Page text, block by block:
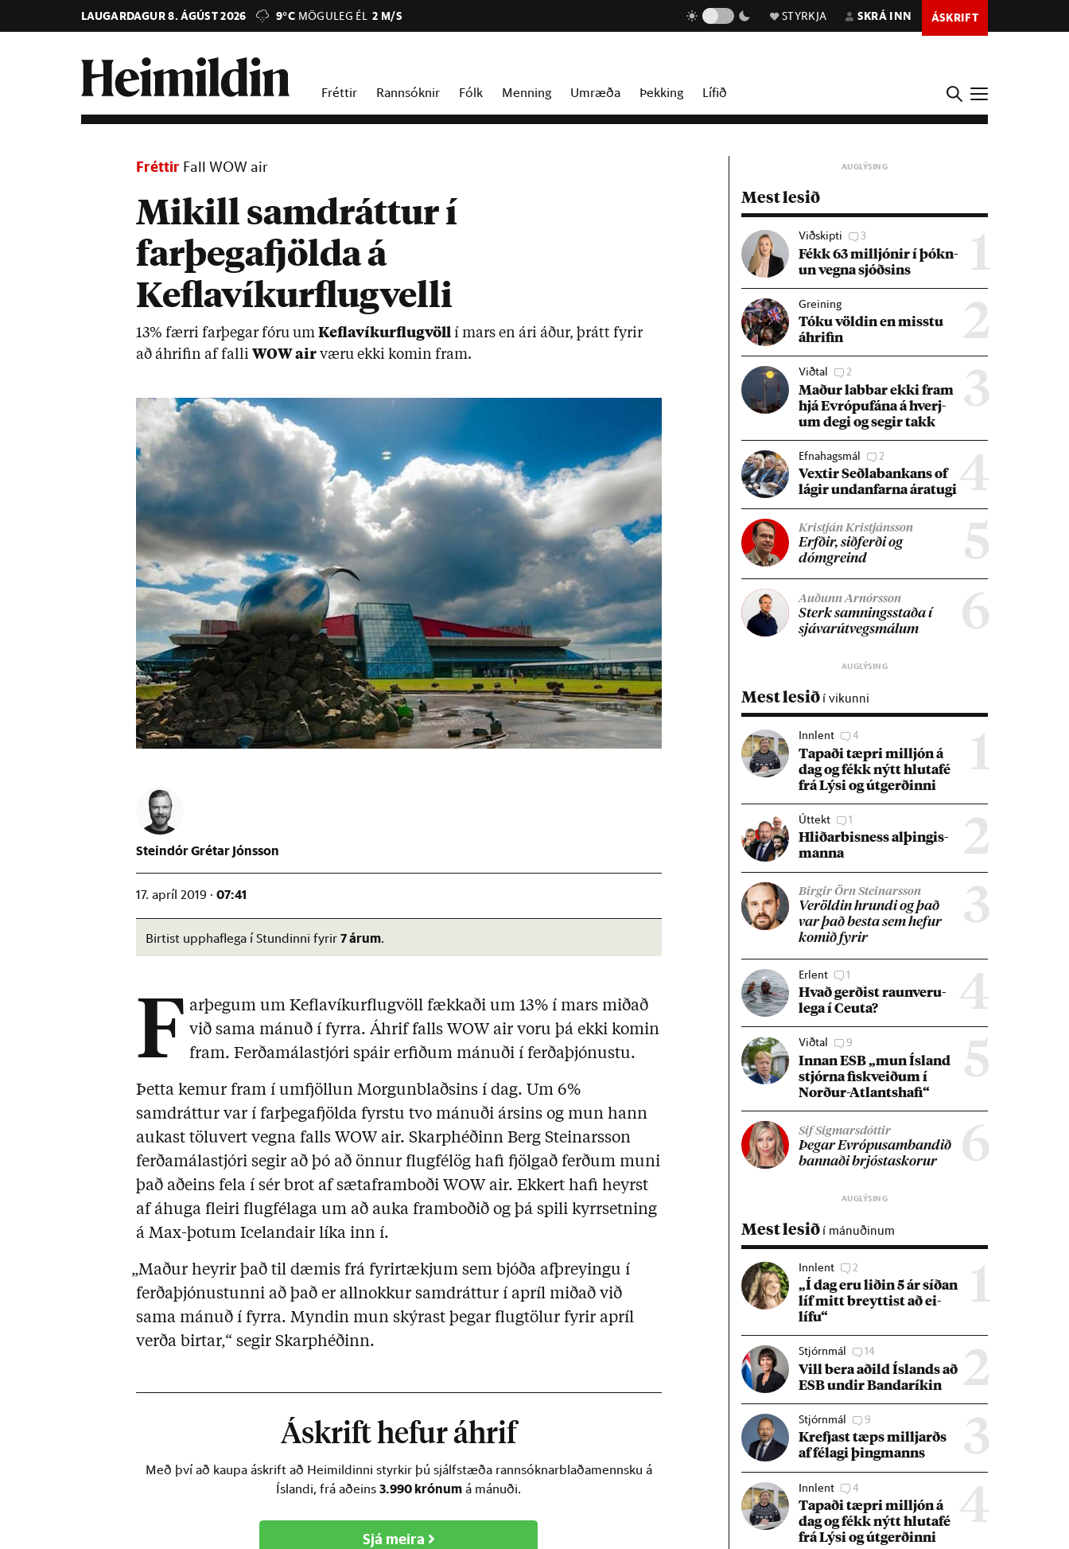
LAUGARDAGUR 8. ÁGÚST 2026 9°C MÖGULEG ÉL 2 M/S STYRKJA SKRÁ INN ÁSKRIFT
Fréttir Rannsóknir Fólk Menning Umræða Þekking Lífið
Fréttir Fall WOW air
Mikill samdráttur í
farþegafjölda á
Keflavíkurflugvelli
13% færri far­þeg­ar fóru umKefla­vík­ur­flug­völl í mars en ári áð­ur, þrátt fyr­ir
að áhrif­in af falliWOW air væru ekki kom­in fram.
Steindór Grétar Jónsson
17. apríl 2019 ·07:41
Birtist upphaflega í Stundinni fyrir7 árum.
F arþegum um Keflavíkurflugvöll fækkaði um 13% í mars miðað
við sama mánuð í fyrra. Áhrif falls WOW air voru þá ekki komin
fram. Ferðamálastjóri spáir erfiðum mánuði í ferðaþjónustu.
Þetta kemur fram í umfjöllun Morgunblaðsins í dag. Um 6%
samdráttur var í farþegafjölda fyrstu tvo mánuði ársins og mun hann
aukast töluvert vegna falls WOW air. Skarphéðinn Berg Steinarsson
ferðamálastjóri segir að þó að önnur flugfélög hafi fjölgað ferðum muni
það aðeins fela í sér brot af sætaframboði WOW air. Ekkert hafi heyrst
af áhuga fleiri flugfélaga um að auka framboðið og þá spili kyrrsetning
á Max-þotum Icelandair líka inn í.
„Maður heyrir það til dæmis frá fyrirtækjum sem bjóða afþreyingu í
ferðaþjónustunni að það er allnokkur samdráttur í apríl miðað við
sama mánuð í fyrra. Myndin mun skýrast þegar flugtölur fyrir apríl
verða birtar,“ segir Skarphéðinn.
Áskrift hefur áhrif
Með því að kaupa áskrift að Heimildinni styrkir þú sjálfstæða rannsóknarblaðamennsku á
Íslandi, frá aðeins3.990 krónum á mánuði.
Sjá meira
Mest lesið
1
Viðskipti 3
Fékk 63 millj­ón­ir í þókn­
un vegna sjóðs­ins
2
Greining
Tóku völd­in en misstu
áhrif­in
3
Viðtal 2
Mað­ur labb­ar ekki fram
hjá Evr­ópuf­ána á hverj­
um degi og seg­ir takk
4
Efnahagsmál 2
Vext­ir Seðla­bank­ans of
lág­ir und­an­farna ára­tugi
5
Kristján Kristjánsson
Erfð­ir, sið­ferði og
dómgreind
6
Auðunn Arnórsson
Sterk samn­ings­staða í
sjáv­ar­út­vegs­mál­um
Mest lesið í vikunni
1
Innlent 4
Tap­aði tæpri millj­ón á
dag og fékk nýtt hluta­fé
frá Lýsi og út­gerð­inni
2
Úttekt 1
Hlið­ar­bis­ness al­þing­is­
manna
3
Birgir Örn Steinarsson
Ver­öld­in hrundi og það
var það besta sem hef­ur
kom­ið fyr­ir
4
Erlent 1
Hvað gerð­ist raun­veru­
lega í Ceuta?
5
Viðtal 9
Inn­an ESB „mun Ís­land
stjórna fisk­veið­um í
Norð­ur-Atlants­hafi“
6
Sif Sigmarsdóttir
Þeg­ar Evr­ópu­sam­band­ið
bann­aði brjósta­skor­ur
Mest lesið í mánuðinum
1
Innlent 2
„Í dag eru lið­in 5 ár síð­an
líf mitt breytt­ist að ei­
lífu“
2
Stjórnmál 14
Vill bera að­ild Ís­lands að
ESB und­ir Banda­rík­in
3
Stjórnmál 9
Krefjast tæps millj­arðs
af fé­lagi þing­manns
4
Innlent 4
Tap­aði tæpri millj­ón á
dag og fékk nýtt hluta­fé
frá Lýsi og út­gerð­inni